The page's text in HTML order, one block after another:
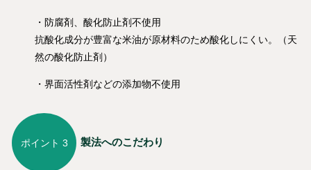
・防腐剤、酸化防止剤不使用
抗酸化成分が豊富な米油が原材料のため酸化しにくい。（天
然の酸化防止剤）
・界面活性剤などの添加物不使用
ポイント 3 製法へのこだわり